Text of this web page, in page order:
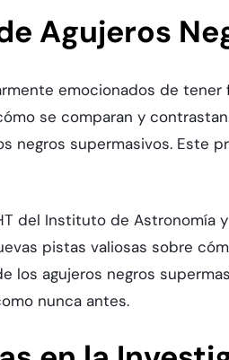
Agujeros
emocionados de
se comparan y
negros supermasivos.
del Instituto de Astronomía
pistas valiosas sobre
los agujeros negros
nunca antes.